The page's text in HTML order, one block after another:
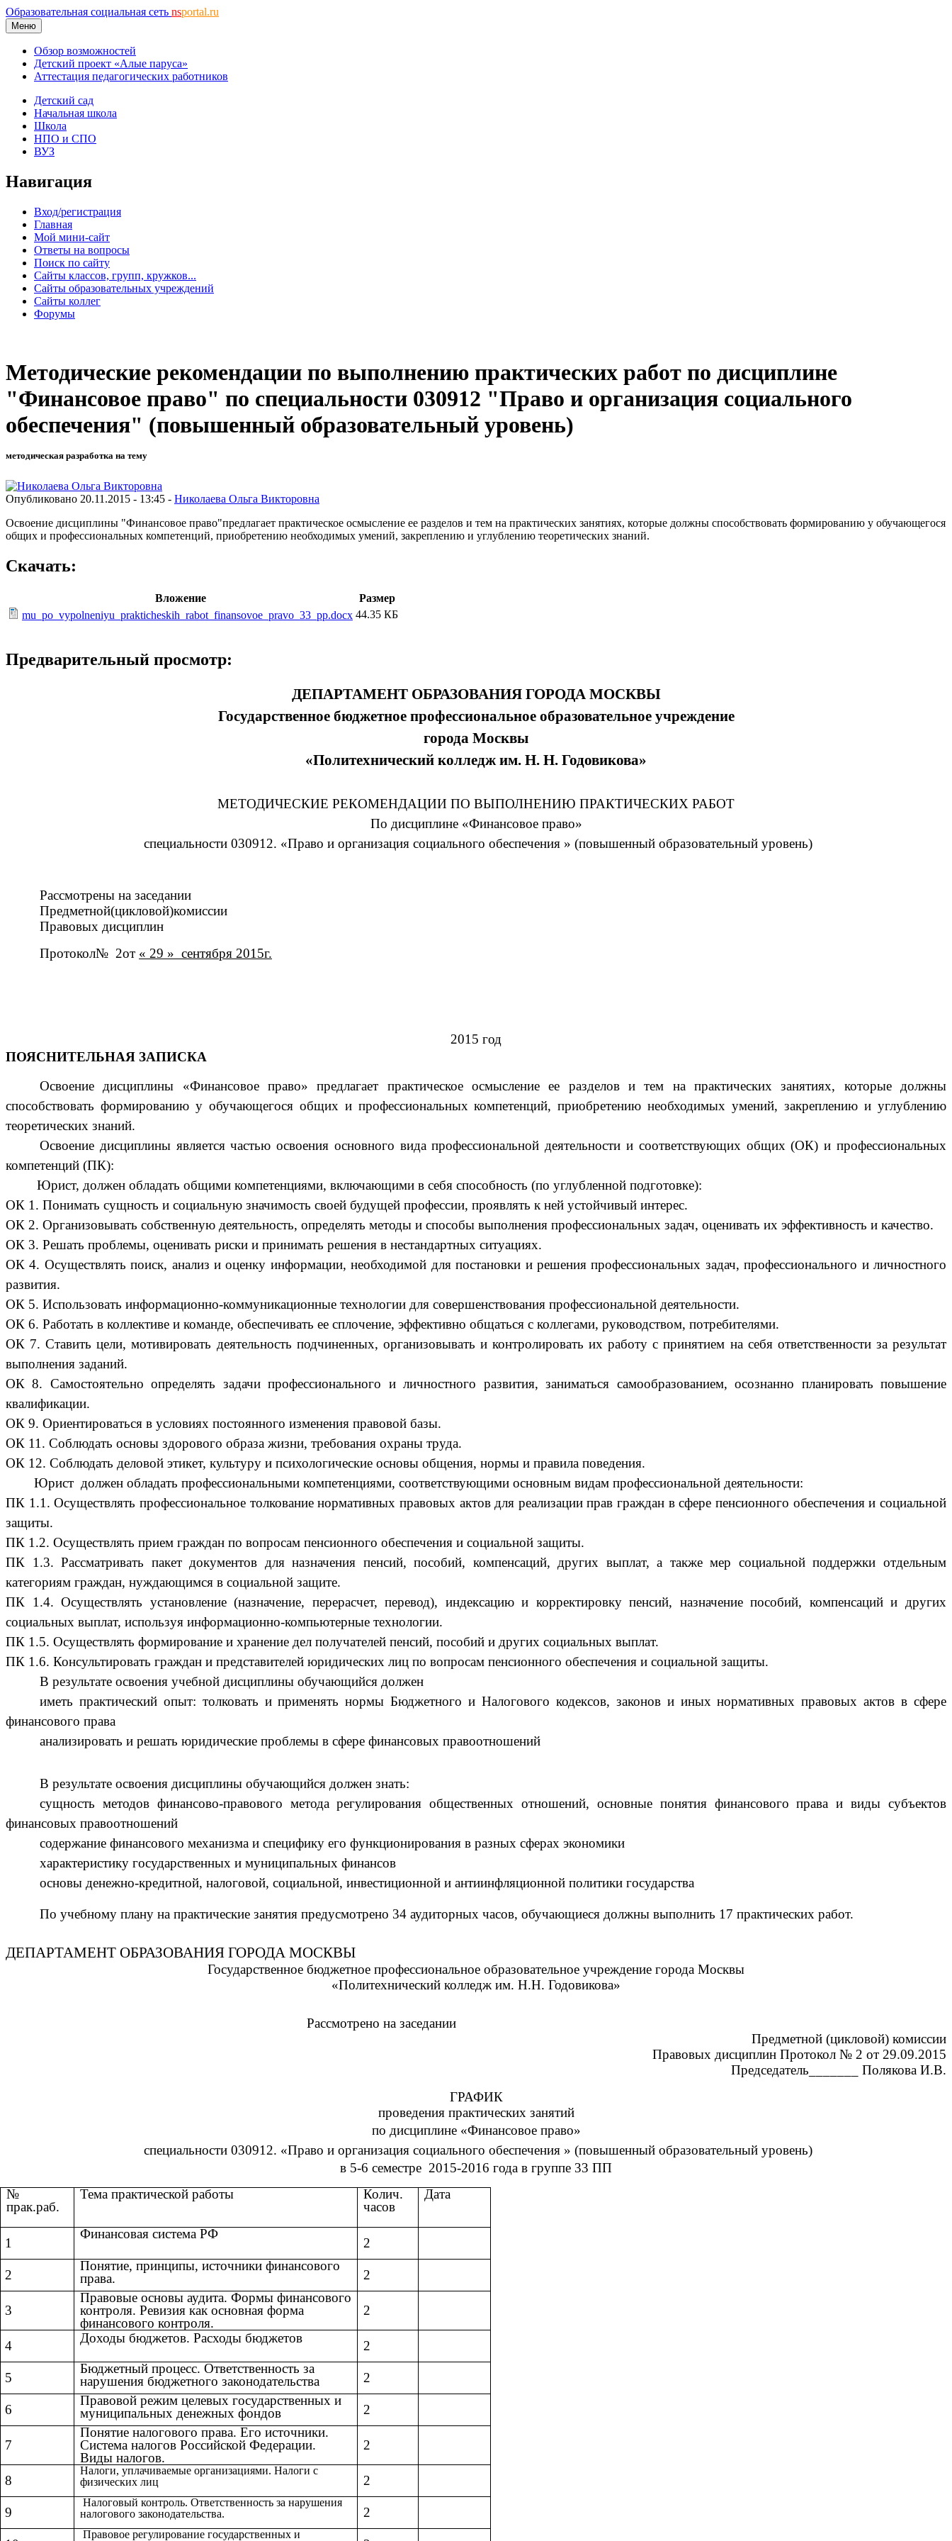
Образовательная социальная сеть nsportal.ru
Меню
Обзор возможностей
Детский проект «Алые паруса»
Аттестация педагогических работников
Детский сад
Начальная школа
Школа
НПО и СПО
ВУЗ
Навигация
Вход/регистрация
Главная
Мой мини-сайт
Ответы на вопросы
Поиск по сайту
Сайты классов, групп, кружков...
Сайты образовательных учреждений
Сайты коллег
Форумы
Методические рекомендации по выполнению практических работ по дисциплине
"Финансовое право" по специальности 030912 "Право и организация социального
обеспечения" (повышенный образовательный уровень)
методическая разработка на тему
Опубликовано 20.11.2015 - 13:45 - Николаева Ольга Викторовна
Освоение дисциплины "Финансовое право"предлагает практическое осмысление ее разделов и тем на практических занятиях, которые должны способствовать формированию у обучающегося
общих и профессиональных компетенций, приобретению необходимых умений, закреплению и углублению теоретических знаний.
Скачать:
Вложение
Размер
mu_po_vypolneniyu_prakticheskih_rabot_finansovoe_pravo_33_pp.docx 44.35 КБ
Предварительный просмотр:
ДЕПАРТАМЕНТ ОБРАЗОВАНИЯ ГОРОДА МОСКВЫ
Государственное бюджетное профессиональное образовательное учреждение
города Москвы
«Политехнический колледж им. Н. Н. Годовикова»
МЕТОДИЧЕСКИЕ РЕКОМЕНДАЦИИ ПО ВЫПОЛНЕНИЮ ПРАКТИЧЕСКИХ РАБОТ
По дисциплине «Финансовое право»
специальности 030912. «Право и организация социального обеспечения » (повышенный образовательный уровень)
Рассмотрены на заседании
Предметной(цикловой)комиссии
Правовых дисциплин
Протокол№ 2от « 29 » сентября 2015г.
2015 год
ПОЯСНИТЕЛЬНАЯ ЗАПИСКА
Освоение дисциплины «Финансовое право» предлагает практическое осмысление ее разделов и тем на практических занятиях, которые должны
способствовать формированию у обучающегося общих и профессиональных компетенций, приобретению необходимых умений, закреплению и углублению
теоретических знаний.
Освоение дисциплины является частью освоения основного вида профессиональной деятельности и соответствующих общих (ОК) и профессиональных
компетенций (ПК):
Юрист, должен обладать общими компетенциями, включающими в себя способность (по углубленной подготовке):
ОК 1. Понимать сущность и социальную значимость своей будущей профессии, проявлять к ней устойчивый интерес.
ОК 2. Организовывать собственную деятельность, определять методы и способы выполнения профессиональных задач, оценивать их эффективность и качество.
ОК 3. Решать проблемы, оценивать риски и принимать решения в нестандартных ситуациях.
ОК 4. Осуществлять поиск, анализ и оценку информации, необходимой для постановки и решения профессиональных задач, профессионального и личностного
развития.
ОК 5. Использовать информационно-коммуникационные технологии для совершенствования профессиональной деятельности.
ОК 6. Работать в коллективе и команде, обеспечивать ее сплочение, эффективно общаться с коллегами, руководством, потребителями.
ОК 7. Ставить цели, мотивировать деятельность подчиненных, организовывать и контролировать их работу с принятием на себя ответственности за результат
выполнения заданий.
ОК 8. Самостоятельно определять задачи профессионального и личностного развития, заниматься самообразованием, осознанно планировать повышение
квалификации.
ОК 9. Ориентироваться в условиях постоянного изменения правовой базы.
ОК 11. Соблюдать основы здорового образа жизни, требования охраны труда.
ОК 12. Соблюдать деловой этикет, культуру и психологические основы общения, нормы и правила поведения.
Юрист должен обладать профессиональными компетенциями, соответствующими основным видам профессиональной деятельности:
ПК 1.1. Осуществлять профессиональное толкование нормативных правовых актов для реализации прав граждан в сфере пенсионного обеспечения и социальной
защиты.
ПК 1.2. Осуществлять прием граждан по вопросам пенсионного обеспечения и социальной защиты.
ПК 1.3. Рассматривать пакет документов для назначения пенсий, пособий, компенсаций, других выплат, а также мер социальной поддержки отдельным
категориям граждан, нуждающимся в социальной защите.
ПК 1.4. Осуществлять установление (назначение, перерасчет, перевод), индексацию и корректировку пенсий, назначение пособий, компенсаций и других
социальных выплат, используя информационно-компьютерные технологии.
ПК 1.5. Осуществлять формирование и хранение дел получателей пенсий, пособий и других социальных выплат.
ПК 1.6. Консультировать граждан и представителей юридических лиц по вопросам пенсионного обеспечения и социальной защиты.
В результате освоения учебной дисциплины обучающийся должен
иметь практический опыт: толковать и применять нормы Бюджетного и Налогового кодексов, законов и иных нормативных правовых актов в сфере
финансового права
анализировать и решать юридические проблемы в сфере финансовых правоотношений
В результате освоения дисциплины обучающийся должен знать:
сущность методов финансово-правового метода регулирования общественных отношений, основные понятия финансового права и виды субъектов
финансовых правоотношений
содержание финансового механизма и специфику его функционирования в разных сферах экономики
характеристику государственных и муниципальных финансов
основы денежно-кредитной, налоговой, социальной, инвестиционной и антиинфляционной политики государства
По учебному плану на практические занятия предусмотрено 34 аудиторных часов, обучающиеся должны выполнить 17 практических работ.
ДЕПАРТАМЕНТ ОБРАЗОВАНИЯ ГОРОДА МОСКВЫ
Государственное бюджетное профессиональное образовательное учреждение города Москвы
«Политехнический колледж им. Н.Н. Годовикова»
Рассмотрено на заседании
Предметной (цикловой) комиссии
Правовых дисциплин Протокол № 2 от 29.09.2015
Председатель_______ Полякова И.В.
ГРАФИК
проведения практических занятий
по дисциплине «Финансовое право»
специальности 030912. «Право и организация социального обеспечения » (повышенный образовательный уровень)
в 5-6 семестре 2015-2016 года в группе 33 ПП
№
прак.раб.
Тема практической работы
Колич.
часов
Дата
1
Финансовая система РФ
2
2
Понятие, принципы, источники финансового
права.
2
3
Правовые основы аудита. Формы финансового
контроля. Ревизия как основная форма
финансового контроля.
2
4
Доходы бюджетов. Расходы бюджетов
2
5
Бюджетный процесс. Ответственность за
нарушения бюджетного законодательства
2
6
Правовой режим целевых государственных и
муниципальных денежных фондов
2
7
Понятие налогового права. Его источники.
Система налогов Российской Федерации.
Виды налогов.
2
8
Налоги, уплачиваемые организациями. Налоги с
физических лиц
2
9
Налоговый контроль. Ответственность за нарушения
налогового законодательства.
2
Правовое регулирование государственных и